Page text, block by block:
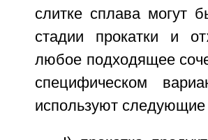
слитке сплава могут
стадии прокатки и
любое подходящее
специфическом
используют следующие